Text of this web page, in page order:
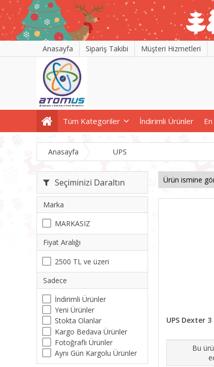
Anasayfa Sipariş Takibi Müşteri Hizmetleri
Tüm Kategoriler İndirimli Ürünler
Anasayfa UPS
Seçiminizi Daraltın
Marka
MARKASIZ
Fiyat Aralığı
2500 TL ve üzeri
Sadece
İndirimli Ürünler
Yeni Ürünler
Stokta Olanlar
Kargo Bedava Ürünler
Fotoğraflı Ürünler
Aynı Gün Kargolu Ürünler
UPS Dexter
Bu